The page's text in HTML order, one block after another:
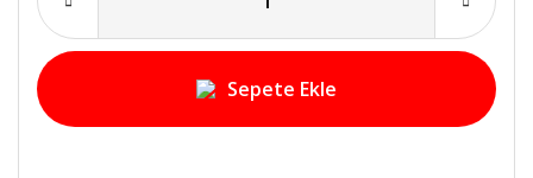
Sepete Ekle